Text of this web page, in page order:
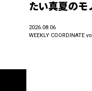
たい真夏のモ
2026.08.06
WEEKLY COORDINATE